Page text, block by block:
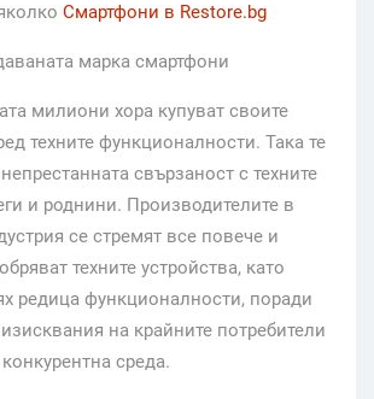
Смартфони в Restore.bg
марка смартфони
милиони хора купуват своите
техните функционалности. Така те
свързаност с техните
и роднини. Производителите в
се стремят все повече и
техните устройства, като
редица функционалности, поради
на крайните потребители
среда.